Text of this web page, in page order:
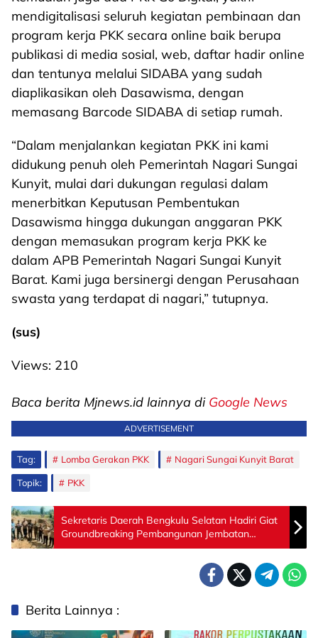
mendigitalisasi seluruh kegiatan pembinaan dan
program kerja PKK secara online baik berupa
publikasi di media sosial, web, daftar hadir online
dan tentunya melalui SIDABA yang sudah
diaplikasikan oleh Dasawisma, dengan
memasang Barcode SIDABA di setiap rumah.
“Dalam menjalankan kegiatan PKK ini kami
didukung penuh oleh Pemerintah Nagari Sungai
Kunyit, mulai dari dukungan regulasi dalam
menerbitkan Keputusan Pembentukan
Dasawisma hingga dukungan anggaran PKK
dengan memasukan program kerja PKK ke
dalam APB Pemerintah Nagari Sungai Kunyit
Barat. Kami juga bersinergi dengan Perusahaan
swasta yang terdapat di nagari,” tutupnya.
(sus)
Views: 210
Baca berita Mjnews.id lainnya di Google News
ADVERTISEMENT
Tag: Lomba Gerakan PKK Nagari Sungai Kunyit Barat
Topik: PKK
Sekretaris Daerah Bengkulu Selatan Hadiri Giat
Groundbreaking Pembangunan Jembatan
Garuda Tahap V dan VI
Berita Lainnya :